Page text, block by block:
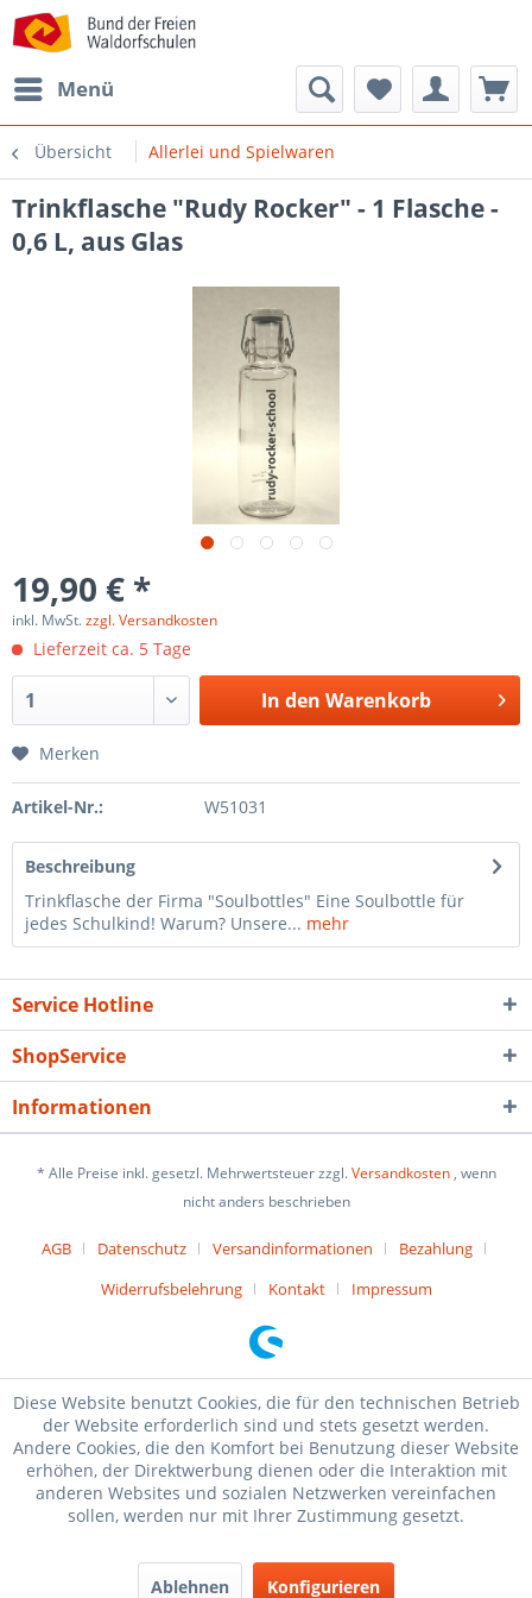
Menü
Übersicht Allerlei und Spielwaren
Trinkflasche "Rudy Rocker" - 1 Flasche -
0,6 L, aus Glas
19,90 € *
inkl. MwSt.zzgl. Versandkosten
Lieferzeit ca. 5 Tage
In den Warenkorb
Merken
Artikel-Nr.: W51031
Beschreibung
Trinkflasche der Firma "Soulbottles" Eine Soulbottle für
jedes Schulkind! Warum? Unsere... mehr
Service Hotline
ShopService
Informationen
* Alle Preise inkl. gesetzl. Mehrwertsteuer zzgl.Versandkosten, wenn
nicht anders beschrieben
AGB Datenschutz Versandinformationen
Bezahlung
Widerrufsbelehrung
Kontakt Impressum
Diese Website benutzt Cookies, die für den technischen Betrieb
der Website erforderlich sind und stets gesetzt werden.
Andere Cookies, die den Komfort bei Benutzung dieser Website
erhöhen, der Direktwerbung dienen oder die Interaktion mit
anderen Websites und sozialen Netzwerken vereinfachen
sollen, werden nur mit Ihrer Zustimmung gesetzt.
Ablehnen Konfigurieren